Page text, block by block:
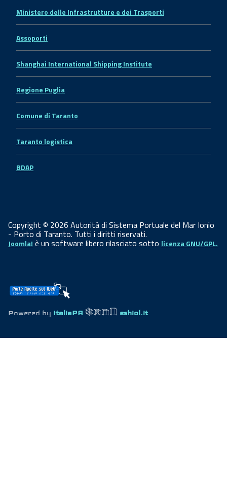
Ministero delle Infrastrutture e dei Trasporti
Assoporti
Shanghai International Shipping Institute
Regione Puglia
Comune di Taranto
Taranto logistica
BDAP
Copyright © 2026 Autorità di Sistema Portuale del Mar Ionio
- Porto di Taranto. Tutti i diritti riservati.
Joomla! è un software libero rilasciato sotto licenza GNU/GPL.
Powered by ItaliaPA eshiol.it